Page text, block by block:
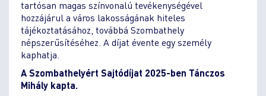
tartósan magas színvonalú tevékenységével
hozzájárul a város lakosságának hiteles
tájékoztatásához, továbbá Szombathely
népszerűsítéséhez. A díjat évente egy személy
kaphatja.
A Szombathelyért Sajtódíjat 2025-ben Tánczos
Mihály kapta.